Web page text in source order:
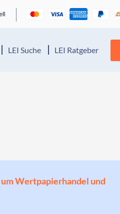
LEI Suche LEI Ratgeber
Wertpapierhandel und